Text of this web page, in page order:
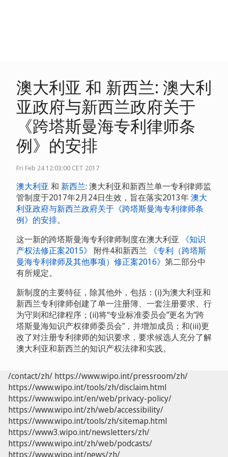
澳大利亚 和 新西兰: 澳大利
亚政府与新西兰政府关于
《跨塔斯曼海专利律师条
例》的安排
Fri Feb 24 12:03:00 CET 2017
澳大利亚 和 新西兰: 澳大利亚和新西兰单一专利律师监
管制度于2017年2月24日生效，旨在落实2013年澳大
利亚政府与新西兰政府关于《跨塔斯曼海专利律师条
例》的安排。
这一新的跨塔斯曼海专利律师制度在澳大利亚
《知识
产权法修正案2015》
附件4和新西兰
《专利（跨塔斯
曼海专利律师及其他事项）修正案2016》 第二部分中
有所规定。
新制度的主要特征，除其他外，包括：(i)为澳大利亚和
新西兰专利律师创建了单一注册簿、一套注册要求、行
为守则和纪律程序；(ii)将“专业标准委员会”更名为“跨
塔斯曼海知识产权律师委员会”，并增加成员；和(iii)更
改了对注册专利律师的知识要求，要求候选人充分了解
澳大利亚和新西兰的知识产权法律和实践。
/contact/zh/ https://www.wipo.int/pressroom/zh/
https://www.wipo.int/tools/zh/disclaim.html
https://www.wipo.int/en/web/privacy-policy/
https://www.wipo.int/zh/web/accessibility/
https://www.wipo.int/tools/zh/sitemap.html
https://www3.wipo.int/newsletters/zh/
https://www.wipo.int/zh/web/podcasts/
https://www.wipo.int/news/zh/